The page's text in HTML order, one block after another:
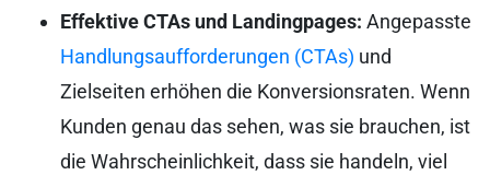
Effektive CTAs und Landingpages: Angepasste
Handlungsaufforderungen (CTAs) und
Zielseiten erhöhen die Konversionsraten. Wenn
Kunden genau das sehen, was sie brauchen, ist
die Wahrscheinlichkeit, dass sie handeln, viel